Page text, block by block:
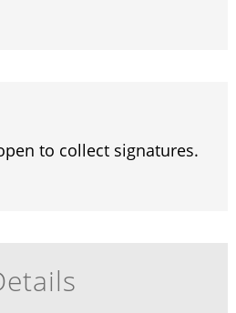
to collect signatures.